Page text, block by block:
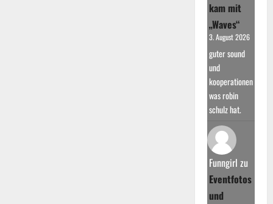
kam mit
„Waves“
3. August 2026
guter sound
und
kooperationen
was robin
schulz hat.
Funngirl zu
Eventfotos
und